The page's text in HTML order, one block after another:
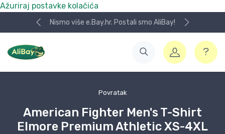
Ažuriraj postavke kolačića
Nismo više e.Bay.hr. Postali smo AliBay!
Povratak
American Fighter Men's T-Shirt
Elmore Premium Athletic XS-4XL